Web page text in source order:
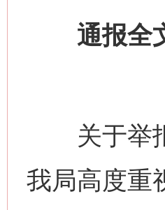
通报全文
关于举报
我局高度重